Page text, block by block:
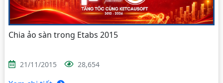
Chia ảo sàn trong Etabs 2015
21/11/2015 28,654